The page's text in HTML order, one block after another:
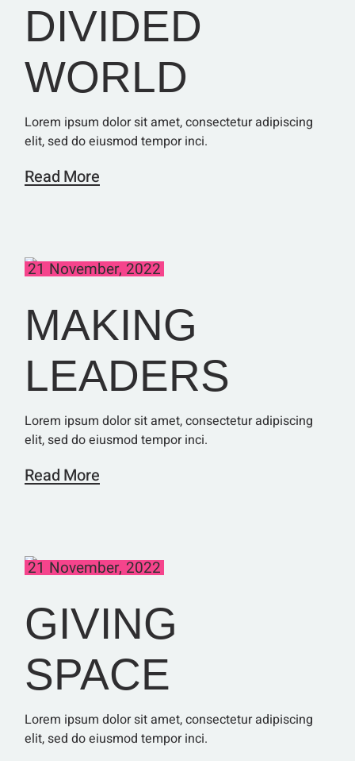
DIVIDED
WORLD
Lorem ipsum dolor sit amet, consectetur adipiscing
elit, sed do eiusmod tempor inci.
Read More
21 November, 2022
MAKING
LEADERS
Lorem ipsum dolor sit amet, consectetur adipiscing
elit, sed do eiusmod tempor inci.
Read More
21 November, 2022
GIVING
SPACE
Lorem ipsum dolor sit amet, consectetur adipiscing
elit, sed do eiusmod tempor inci.